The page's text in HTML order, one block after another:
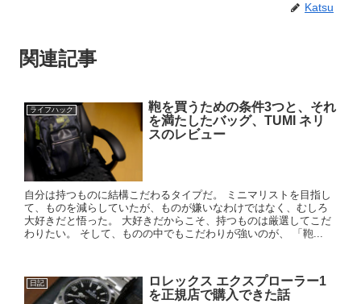
Katsu
関連記事
ライフハック
鞄を買うための条件3つと、それ
を満たしたバッグ、TUMI ネリ
スのレビュー
自分は持つものに結構こだわるタイプだ。 ミニマリストを目指し
て、ものを減らしていたが、ものが嫌いなわけではなく、むしろ
大好きだと悟った。 大好きだからこそ、持つものは厳選してこだ
わりたい。 そして、ものの中でもこだわりが強いのが、 「鞄...
日記
ロレックス エクスプローラー1
を正規店で購入できた話